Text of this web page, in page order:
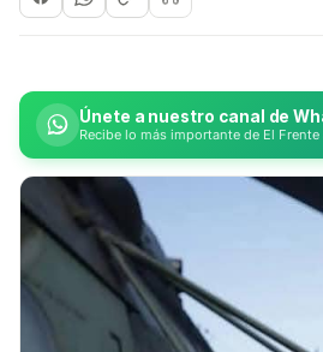
Únete a nuestro canal de
Recibe lo más importante de El